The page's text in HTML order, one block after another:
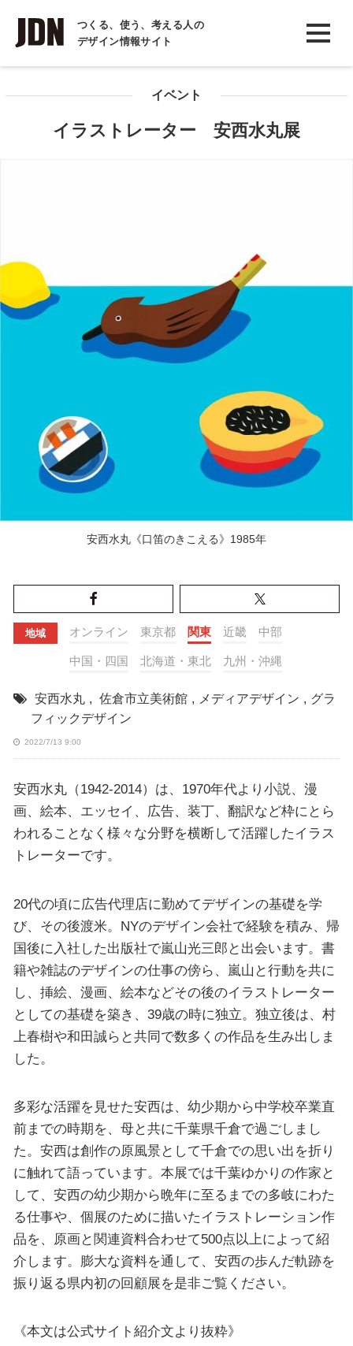
つくる、使う、考える人の
デザイン情報サイト
INTERVIEW
インタビュー
イベント
イラストレーター 安西水丸展
安西水丸《口笛のきこえる》1985年
地域 オンライン 東京都 関東 近畿 中部
中国・四国 北海道・東北 九州・沖縄
安西水丸 , 佐倉市立美術館 , メディアデザイン , グラ
フィックデザイン
2022/7/13 9:00
安西水丸（1942-2014）は、1970年代より小説、漫
画、絵本、エッセイ、広告、装丁、翻訳など枠にとら
われることなく様々な分野を横断して活躍したイラス
トレーターです。
20代の頃に広告代理店に勤めてデザインの基礎を学
び、その後渡米。NYのデザイン会社で経験を積み、帰
国後に入社した出版社で嵐山光三郎と出会います。書
籍や雑誌のデザインの仕事の傍ら、嵐山と行動を共に
し、挿絵、漫画、絵本などその後のイラストレーター
としての基礎を築き、39歳の時に独立。独立後は、村
上春樹や和田誠らと共同で数多くの作品を生み出しま
した。
多彩な活躍を見せた安西は、幼少期から中学校卒業直
前までの時期を、母と共に千葉県千倉で過ごしまし
た。安西は創作の原風景として千倉での思い出を折り
に触れて語っています。本展では千葉ゆかりの作家と
して、安西の幼少期から晩年に至るまでの多岐にわた
る仕事や、個展のために描いたイラストレーション作
品を、原画と関連資料合わせて500点以上によって紹
介します。膨大な資料を通して、安西の歩んだ軌跡を
振り返る県内初の回顧展を是非ご覧ください。
《本文は公式サイト紹介文より抜粋》